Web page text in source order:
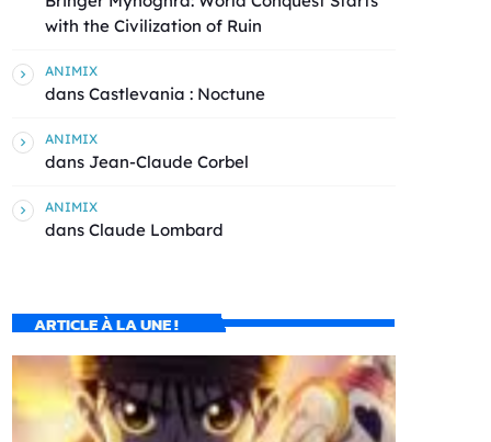
with the Civilization of Ruin
ANIMIX
dans Castlevania : Noctune
ANIMIX
dans Jean-Claude Corbel
ANIMIX
dans Claude Lombard
ARTICLE À LA UNE !